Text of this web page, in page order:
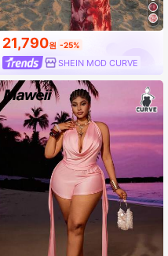
21,790원 -25%
SHEIN MOD CURVE